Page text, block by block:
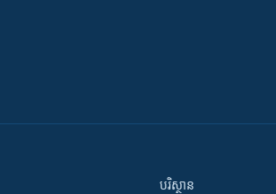
បរិស្ថាន